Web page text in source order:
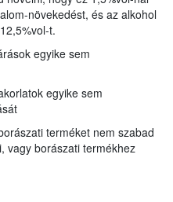
növekedést, és az alkohol
t.
egyike sem
egyike sem
terméket nem szabad
vagy borászati termékhez